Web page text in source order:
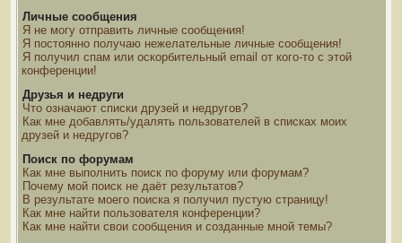
Личные сообщения
Я не могу отправить личные сообщения!
Я постоянно получаю нежелательные личные сообщения!
Я получил спам или оскорбительный email от кого-то с этой
конференции!
Друзья и недруги
Что означают списки друзей и недругов?
Как мне добавлять/удалять пользователей в списках моих
друзей и недругов?
Поиск по форумам
Как мне выполнить поиск по форуму или форумам?
Почему мой поиск не даёт результатов?
В результате моего поиска я получил пустую страницу!
Как мне найти пользователя конференции?
Как мне найти свои сообщения и созданные мной темы?